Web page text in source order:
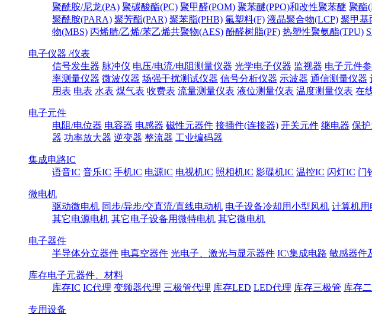
聚酰胺/尼龙(PA) 聚碳酸酯(PC) 聚甲醛(POM) 聚苯醚(PPO)和改性聚苯醚 聚酯
聚酰胺(PARA) 聚芳酯(PAR) 聚苯脂(PHB) 氟塑料(F) 液晶聚合物(LCP) 聚甲基
物(MBS) 丙烯腈/乙烯/苯乙烯共聚物(AES) 酚醛树脂(PF) 热塑性聚氨酯(TPU)
电子仪器 /仪表
信号发生器 脉冲仪 电压/电流/电阻测量仪器 光学电子仪器 监视器 电子元件
率测量仪器 微波仪器 场强干扰测试仪器 信号分析仪器 示波器 通信测量仪器
用表 电表 水表 煤气表 收费表 流量测量仪表 液位测量仪表 温度测量仪表 在
电子元件
电阻/电位器 电容器 电感器 磁性元器件 接插件(连接器) 开关元件 继电器 保
器 功率放大器 逆变器 整流器 工业编码器
集成电路IC
语音IC 音乐IC 手机IC 电源IC 电视机IC 照相机IC 影碟机IC 温控IC 闪灯IC 门
微电机
驱动微电机 同步/异步/交直流/直线电动机 电子设备冷却用小型风机 计算机用
其它电源电机 其它电子设备用微特电机 其它微电机
电子器件
半导体分立器件 电真空器件 光电子、激光与显示器件 IC\集成电路 敏感器件
库存电子元器件、材料
库存IC IC代理 变频器代理 三极管代理 库存LED LED代理 库存三极管 库存
专用设备